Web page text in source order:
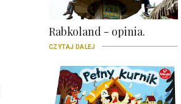
Rabkoland - opinia.
CZYTAJ DALEJ